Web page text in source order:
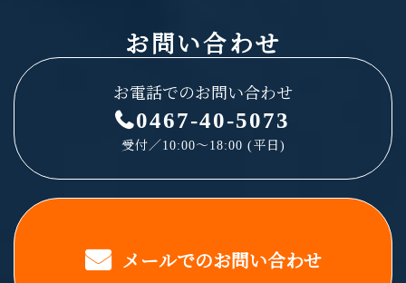
お問い合わせ
お電話でのお問い合わせ
0467-40-5073
受付／10:00～18:00 (平日)
メールでのお問い合わせ